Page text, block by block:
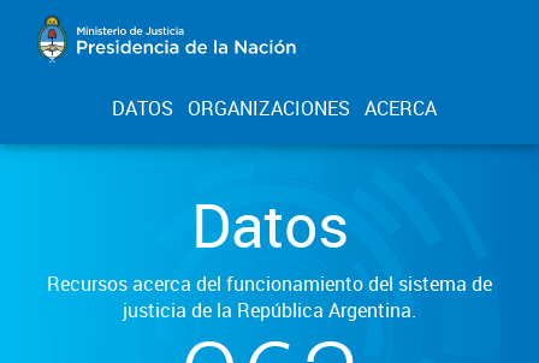
DATOS ORGANIZACIONES ACERCA
Datos
Recursos acerca del funcionamiento del sistema de
justicia de la República Argentina.